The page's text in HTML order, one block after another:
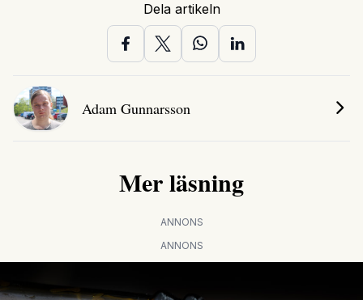
Dela artikeln
Adam Gunnarsson
Mer läsning
ANNONS
ANNONS